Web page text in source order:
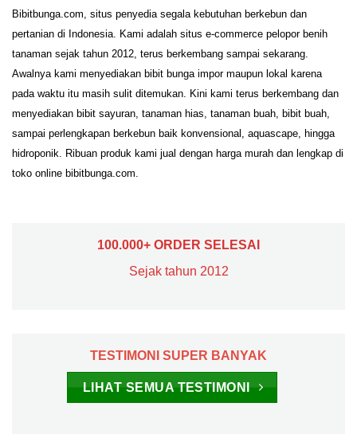
Bibitbunga.com, situs penyedia segala kebutuhan berkebun dan
pertanian di Indonesia. Kami adalah situs e-commerce pelopor benih
tanaman sejak tahun 2012, terus berkembang sampai sekarang.
Awalnya kami menyediakan bibit bunga impor maupun lokal karena
pada waktu itu masih sulit ditemukan. Kini kami terus berkembang dan
menyediakan bibit sayuran, tanaman hias, tanaman buah, bibit buah,
sampai perlengkapan berkebun baik konvensional, aquascape, hingga
hidroponik. Ribuan produk kami jual dengan harga murah dan lengkap di
toko online bibitbunga.com.
100.000+ ORDER SELESAI
Sejak tahun 2012
TESTIMONI SUPER BANYAK
LIHAT SEMUA TESTIMONI